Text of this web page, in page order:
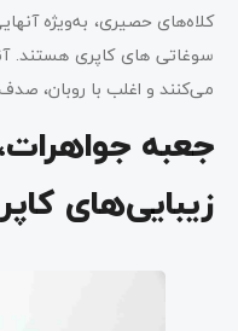
کلاه‌های حصیری، به‌ویژه
سوغاتی های کاپری هستند.
می‌کنند و اغلب با روبان،
جعبه
زیبایی‌های